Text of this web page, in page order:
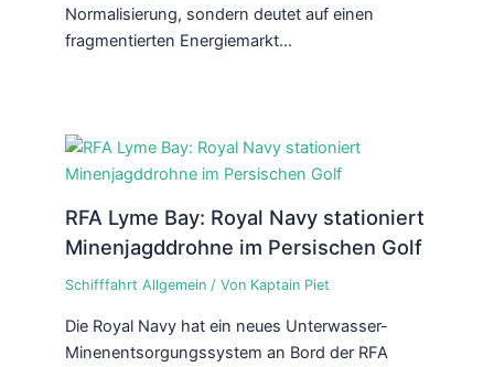
Normalisierung, sondern deutet auf einen
fragmentierten Energiemarkt…
RFA Lyme Bay: Royal Navy stationiert
Minenjagddrohne im Persischen Golf
Schifffahrt Allgemein/ Von Kaptain Piet
Die Royal Navy hat ein neues Unterwasser-
Minenentsorgungssystem an Bord der RFA